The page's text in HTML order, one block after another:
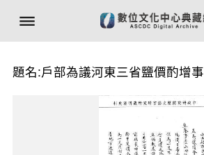
題名:戶部為議河東三省鹽價酌增事